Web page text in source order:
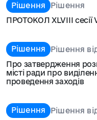
Рішення
Рішення
ПРОТОКОЛ XLVІІІ сесії
Рішення
Рішення
Про затвердження
місті ради про
проведення заходів
Рішення
Рішення